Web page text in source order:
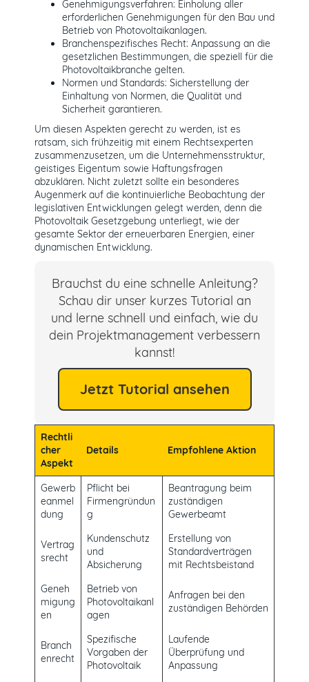
Genehmigungsverfahren: Einholung aller
erforderlichen Genehmigungen für den Bau und
Betrieb von Photovoltaikanlagen.
Branchenspezifisches Recht: Anpassung an die
gesetzlichen Bestimmungen, die speziell für die
Photovoltaikbranche gelten.
Normen und Standards: Sicherstellung der
Einhaltung von Normen, die Qualität und
Sicherheit garantieren.
Um diesen Aspekten gerecht zu werden, ist es
ratsam, sich frühzeitig mit einem Rechtsexperten
zusammenzusetzen, um die Unternehmensstruktur,
geistiges Eigentum sowie Haftungsfragen
abzuklären. Nicht zuletzt sollte ein besonderes
Augenmerk auf die kontinuierliche Beobachtung der
legislativen Entwicklungen gelegt werden, denn die
Photovoltaik Gesetzgebung unterliegt, wie der
gesamte Sektor der erneuerbaren Energien, einer
dynamischen Entwicklung.
Brauchst du eine schnelle Anleitung?
Schau dir unser kurzes Tutorial an
und lerne schnell und einfach, wie du
dein Projektmanagement verbessern
kannst!
Jetzt Tutorial ansehen
Rechtli
cher
Aspekt
Details Empfohlene Aktion
Gewerb
eanmel
dung
Pflicht bei
Firmengründun
g
Beantragung beim
zuständigen
Gewerbeamt
Vertrag
srecht
Kundenschutz
und
Absicherung
Erstellung von
Standardverträgen
mit Rechtsbeistand
Geneh
migung
en
Betrieb von
Photovoltaikanl
agen
Anfragen bei den
zuständigen Behörden
Branch
enrecht
Spezifische
Vorgaben der
Photovoltaik
Laufende
Überprüfung und
Anpassung